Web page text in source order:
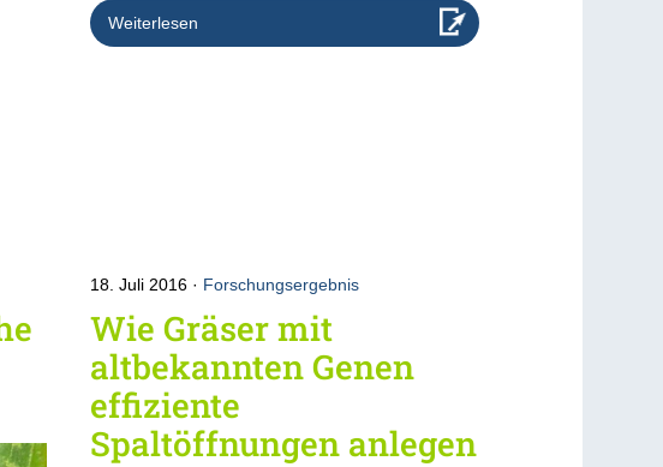
Weiterlesen
18. Juli 2016 Forschungsergebnis
Wie Gräser mit
altbekannten Genen
effiziente
Spaltöffnungen anlegen